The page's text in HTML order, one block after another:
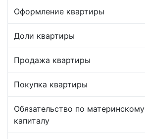
Оформление квартиры
Доли квартиры
Продажа квартиры
Покупка квартиры
Обязательство по материнскому
капиталу